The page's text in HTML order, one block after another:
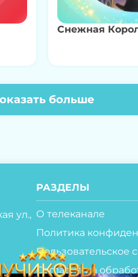
Снежная
больше
ул.,
РАЗДЕЛЫ
О телеканале
Политика
Пользовательское
Согласие на